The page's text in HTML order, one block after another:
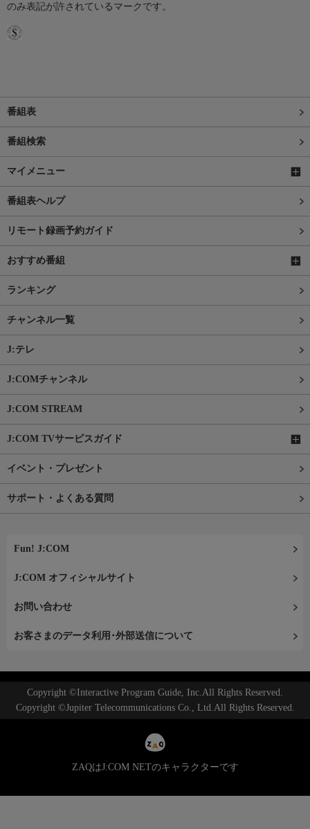
のみ表記が許されているマークです。
番組表
番組検索
マイメニュー
番組表ヘルプ
リモート録画予約ガイド
おすすめ番組
ランキング
チャンネル一覧
J:テレ
J:COMチャンネル
J:COM STREAM
J:COM TVサービスガイド
イベント・プレゼント
サポート・よくある質問
Fun! J:COM
J:COM オフィシャルサイト
お問い合わせ
お客さまのデータ利用･外部送信について
Copyright ©Interactive Program Guide, Inc.All Rights Reserved.
Copyright ©Jupiter Telecommunications Co., Ltd.All Rights Reserved.
ZAQはJ:COM NETのキャラクターです